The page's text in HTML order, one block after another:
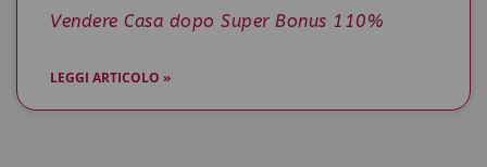
Vendere Casa dopo Super Bonus 110%
LEGGI ARTICOLO »